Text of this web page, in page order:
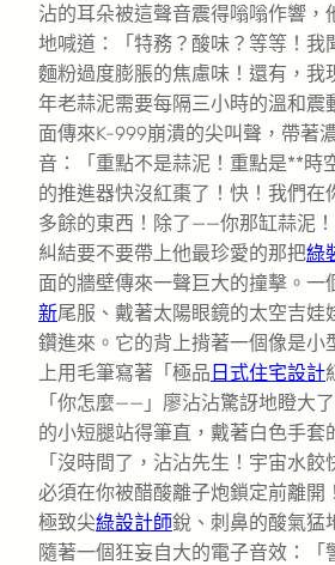
沾的耳朵被這聲音震得嗡嗡作響，
地喊道：「特務？酸味？等等！我
麵粉過度膨脹的焦慮味！還有，我
年老蒜泥需要每隔三小時的溫和震
面傳來K-999崩潰的尖叫聲，帶著
音：「重點不是蒜泥！重點是**時
的推進器快沒紅棗了！快！我們在
多餘的東西！除了——你那缸蒜泥
糾結要不要帶上他最珍愛的那把綠
面的牆壁傳來一聲巨大的撞擊。一
新尾服、戴著太陽眼鏡的太空吉娃
鑽進來。它的背上揹著一個像是小
上用毛筆寫著「極品 日式住宅設計
「你怎麼——」廖沾沾驚訝地瞪大
的小短腿站得筆直，戴著白色手套
「沒時間了，沾沾先生！宇宙水
必須在你被醋酸離子炮鎖定前離開
極致尖綠設計師銳、刺鼻的酸氣猛
隨著一個狂妄自大的電子音效：「